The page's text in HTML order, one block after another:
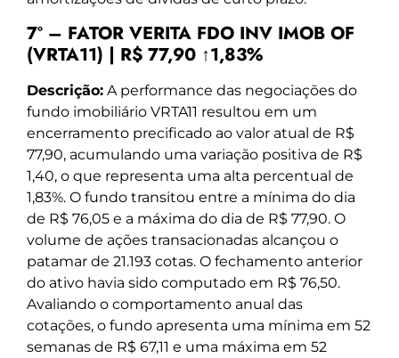
7º – FATOR VERITA FDO INV IMOB OF
(VRTA11) | R$ 77,90 ↑1,83%
Descrição: A performance das negociações do
fundo imobiliário VRTA11 resultou em um
encerramento precificado ao valor atual de R$
77,90, acumulando uma variação positiva de R$
1,40, o que representa uma alta percentual de
1,83%. O fundo transitou entre a mínima do dia
de R$ 76,05 e a máxima do dia de R$ 77,90. O
volume de ações transacionadas alcançou o
patamar de 21.193 cotas. O fechamento anterior
do ativo havia sido computado em R$ 76,50.
Avaliando o comportamento anual das
cotações, o fundo apresenta uma mínima em 52
semanas de R$ 67,11 e uma máxima em 52